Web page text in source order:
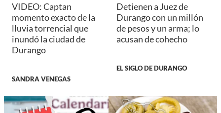
VIDEO: Captan
momento exacto de la
lluvia torrencial que
inundó la ciudad de
Durango
SANDRA VENEGAS
Detienen a Juez de
Durango con un millón
de pesos y un arma; lo
acusan de cohecho
EL SIGLO DE DURANGO